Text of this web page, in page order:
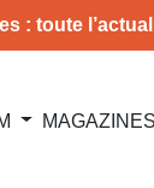
: toute
MAGAZINES